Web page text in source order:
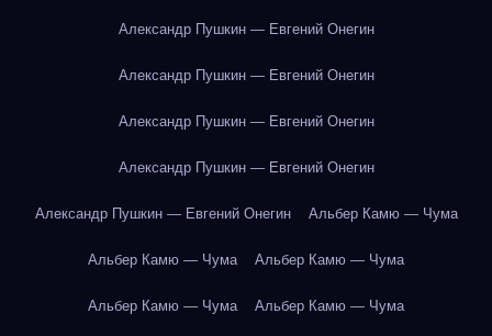
Александр Пушкин — Евгений Онегин
Александр Пушкин — Евгений Онегин
Александр Пушкин — Евгений Онегин
Александр Пушкин — Евгений Онегин
Александр Пушкин — Евгений Онегин Альбер Камю — Чума
Альбер Камю — Чума Альбер Камю — Чума
Альбер Камю — Чума Альбер Камю — Чума